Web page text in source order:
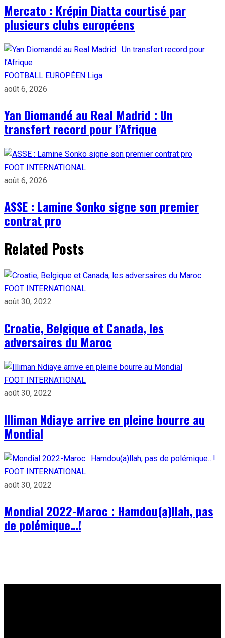
Mercato : Krépin Diatta courtisé par
plusieurs clubs européens
FOOTBALL EUROPÉEN Liga
août 6, 2026
Yan Diomandé au Real Madrid : Un
transfert record pour l’Afrique
FOOT INTERNATIONAL
août 6, 2026
ASSE : Lamine Sonko signe son premier
contrat pro
Related Posts
FOOT INTERNATIONAL
août 30, 2022
Croatie, Belgique et Canada, les
adversaires du Maroc
FOOT INTERNATIONAL
août 30, 2022
Illiman Ndiaye arrive en pleine bourre au
Mondial
FOOT INTERNATIONAL
août 30, 2022
Mondial 2022-Maroc : Hamdou(a)llah, pas
de polémique…!